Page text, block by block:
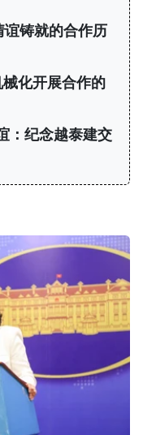
铸就的合作历
化开展合作的
：纪念越泰建交